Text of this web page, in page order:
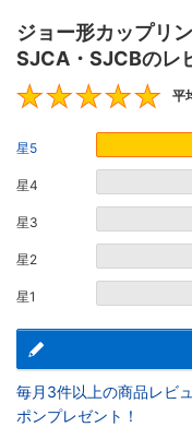
ジョー形カップリ
SJCA・SJCBのレ
平
星5
星4
星3
星2
星1
毎月3件以上の商品レビ
ポンプレゼント！